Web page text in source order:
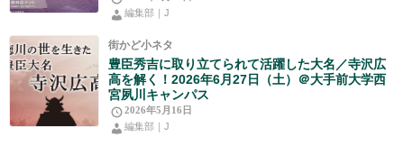
編集部｜J
街かど小ネタ
豊臣秀吉に取り立てられて活躍した大名／寺沢広
高を解く！2026年6月27日（土）＠大手前大学西
宮夙川キャンパス
2026年5月16日
編集部｜J